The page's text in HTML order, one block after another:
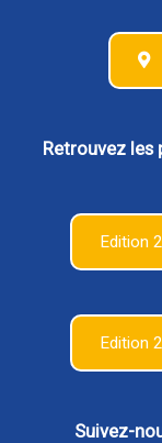
Retrouvez les
Edition
Edition
Suivez-